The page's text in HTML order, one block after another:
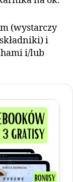
(wystarczy
i
i/lub